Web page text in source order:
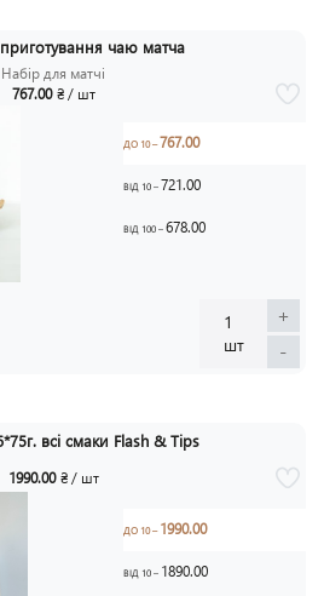
чаю матча
Набір для матчі
767.00 ₴ / шт
ДО 10 –767.00
ВІД 10 –721.00
ВІД 100 –678.00
1
шт
+
-
всі смаки Flash & Tips
1990.00 ₴ / шт
ДО 10 –1990.00
ВІД 10 – 1890.00